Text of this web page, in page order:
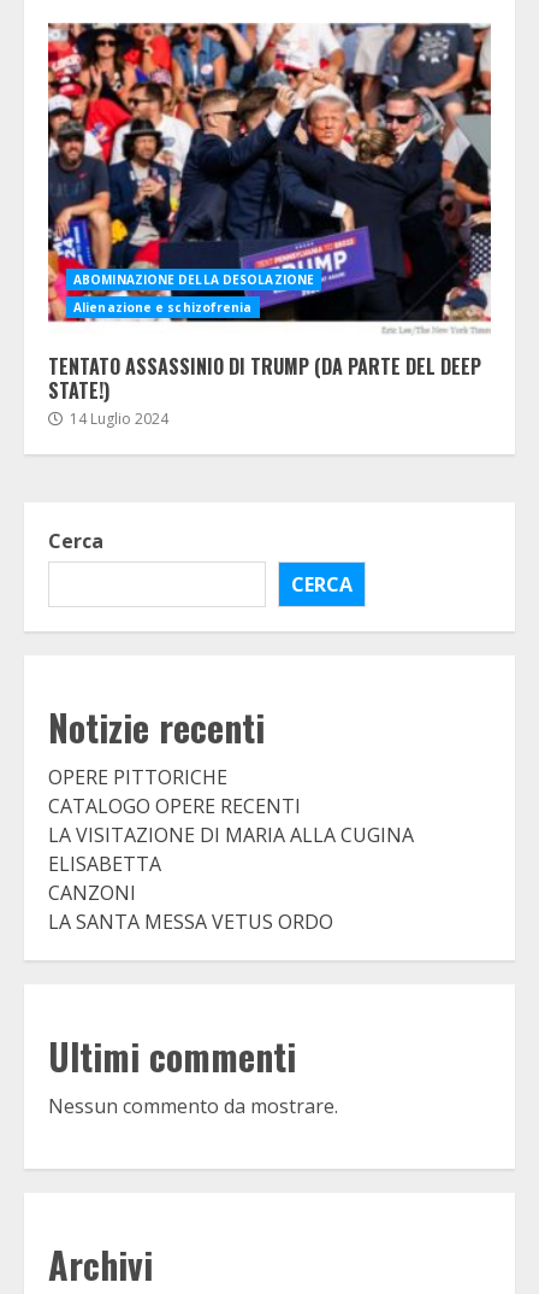
ABOMINAZIONE DELLA DESOLAZIONE
Alienazione e schizofrenia
TENTATO ASSASSINIO DI TRUMP (DA PARTE DEL DEEP
STATE!)
14 Luglio 2024
Cerca
CERCA
Notizie recenti
OPERE PITTORICHE
CATALOGO OPERE RECENTI
LA VISITAZIONE DI MARIA ALLA CUGINA
ELISABETTA
CANZONI
LA SANTA MESSA VETUS ORDO
Ultimi commenti
Nessun commento da mostrare.
Archivi